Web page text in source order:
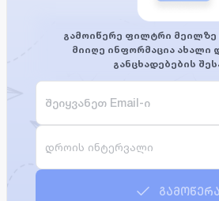
გამოიწერე ფილტრი მეილზე
მიიღე ინფორმაცია ახალი
განცხადებების
დროის ინტერვალი
გამოწერა